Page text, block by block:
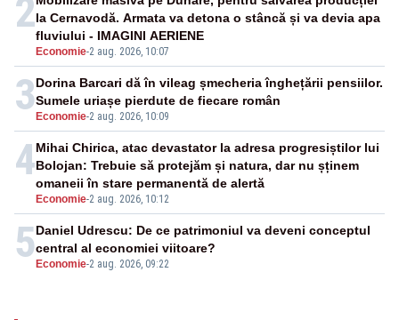
2
Economie-2 aug. 2026, 10:07
la Cernavodă. Armata va detona o stâncă și va devia apa
fluviului - IMAGINI AERIENE
3 Economie-2 aug. 2026, 10:09
Dorina Barcari dă în vileag șmecheria înghețării pensiilor.
Sumele uriașe pierdute de fiecare român
4
Economie-2 aug. 2026, 10:12
Mihai Chirica, atac devastator la adresa progresiștilor lui
Bolojan: Trebuie să protejăm și natura, dar nu șținem
omaneii în stare permanentă de alertă
5 Economie-2 aug. 2026, 09:22
Daniel Udrescu: De ce patrimoniul va deveni conceptul
central al economiei viitoare?